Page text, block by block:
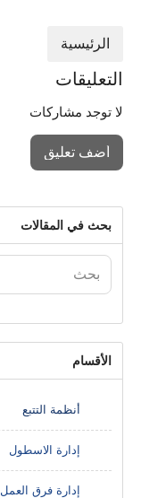
الرئيسية
التعليقات
لا توجد مشاركات
أضف تعليق
بحث في المقالات
الأقسام
أنظمة التتبع
إدارة الاسطول
إدارة فرق العمل